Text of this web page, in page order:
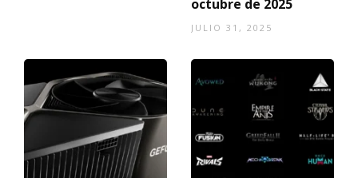
octubre de 2025
JULIO 31, 2025